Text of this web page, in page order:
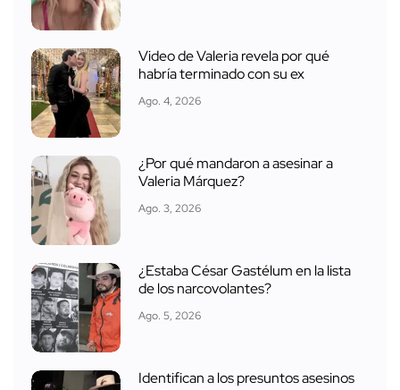
Video de Valeria revela por qué
habría terminado con su ex
Ago. 4, 2026
¿Por qué mandaron a asesinar a
Valeria Márquez?
Ago. 3, 2026
¿Estaba César Gastélum en la lista
de los narcovolantes?
Ago. 5, 2026
Identifican a los presuntos asesinos